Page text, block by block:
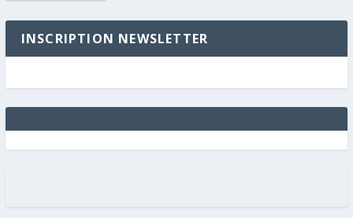
INSCRIPTION NEWSLETTER